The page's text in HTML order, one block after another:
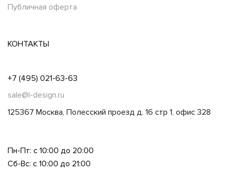
Публичная оферта
КОНТАКТЫ
+7 (495) 021-63-63
sale@l-design.ru
125367 Москва, Полесский проезд д. 16 стр 1, офис 328
Пн-Пт: с 10:00 до 20:00
Сб-Вс: с 10:00 до 21:00